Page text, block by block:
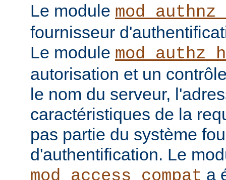
Le module
fournisseur
Le module
autorisation et un
le nom du serveur,
caractéristiques de la
pas partie du système
d'authentification. Le
mod_access_compat a